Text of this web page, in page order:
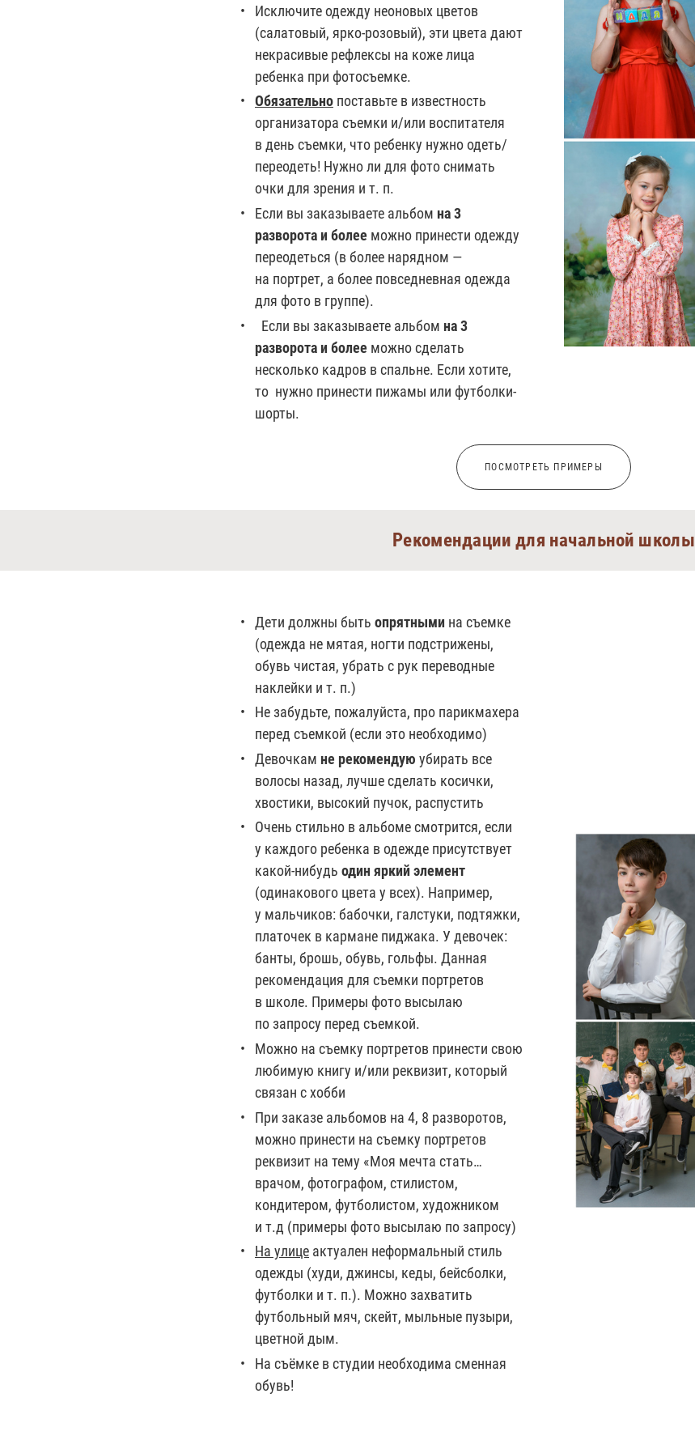
Исключите одежду неоновых цветов
(салатовый, ярко-розовый), эти цвета дают
некрасивые рефлексы на коже лица
ребенка при фотосъемке.
Обязательно поставьте в известность
организатора съемки и/или воспитателя
в день съемки, что ребенку нужно одеть/
переодеть! Нужно ли для фото снимать
очки для зрения и т. п.
Если вы заказываете альбом на 3
разворота и более можно принести одежду
переодеться (в более нарядном —
на портрет, а более повседневная одежда
для фото в группе).
Если вы заказываете альбом на 3
разворота и более можно сделать
несколько кадров в спальне. Если хотите,
то нужно принести пижамы или футболки-
шорты.
ПОСМОТРЕТЬ ПРИМЕРЫ
Рекомендации для начальной школы
Дети должны быть опрятными на съемке
(одежда не мятая, ногти подстрижены,
обувь чистая, убрать с рук переводные
наклейки и т. п.)
Не забудьте, пожалуйста, про парикмахера
перед съемкой (если это необходимо)
Девочкам не рекомендую убирать все
волосы назад, лучше сделать косички,
хвостики, высокий пучок, распустить
Очень стильно в альбоме смотрится, если
у каждого ребенка в одежде присутствует
какой-нибудь один яркий элемент
(одинакового цвета у всех). Например,
у мальчиков: бабочки, галстуки, подтяжки,
платочек в кармане пиджака. У девочек:
банты, брошь, обувь, гольфы. Данная
рекомендация для съемки портретов
в школе. Примеры фото высылаю
по запросу перед съемкой.
Можно на съемку портретов принести свою
любимую книгу и/или реквизит, который
связан с хобби
При заказе альбомов на 4, 8 разворотов,
можно принести на съемку портретов
реквизит на тему «Моя мечта стать…
врачом, фотографом, стилистом,
кондитером, футболистом, художником
и т.д (примеры фото высылаю по запросу)
На улице актуален неформальный стиль
одежды (худи, джинсы, кеды, бейсболки,
футболки и т. п.). Можно захватить
футбольный мяч, скейт, мыльные пузыри,
цветной дым.
На съёмке в студии необходима сменная
обувь!